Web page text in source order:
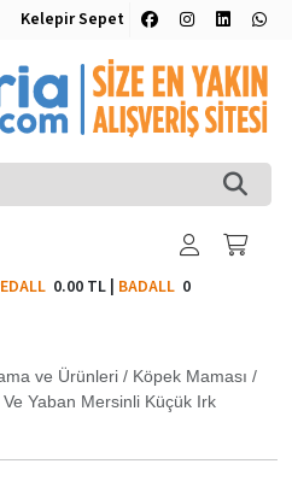
Kelepir Sepet
0.00 TL| BADALL0
ve Ürünleri / Köpek Maması /
Ve Yaban Mersinli Küçük Irk